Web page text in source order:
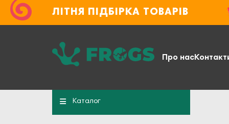
ЛІТНЯ ПІДБІРКА ТОВАРІВ
Про нас
Каталог